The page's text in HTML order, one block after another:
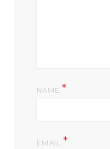
NAME*
EMAIL *